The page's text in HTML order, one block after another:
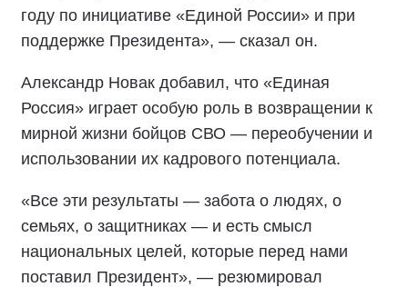
году по инициативе «Единой России» и при
поддержке Президента», — сказал он.
Александр Новак добавил, что «Единая
Россия» играет особую роль в возвращении к
мирной жизни бойцов СВО — переобучении и
использовании их кадрового потенциала.
«Все эти результаты — забота о людях, о
семьях, о защитниках — и есть смысл
национальных целей, которые перед нами
поставил Президент», — резюмировал